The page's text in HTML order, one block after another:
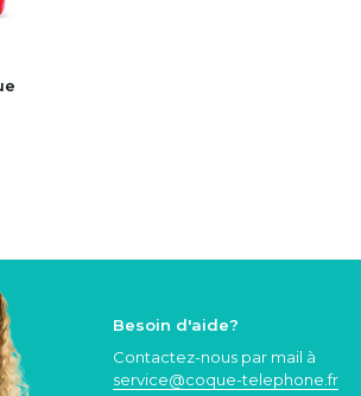
Besoin d'aide?
Contactez-nous par mail à
service@coque-telephone.fr